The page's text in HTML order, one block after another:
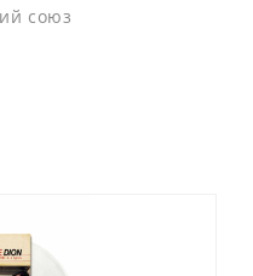
союз